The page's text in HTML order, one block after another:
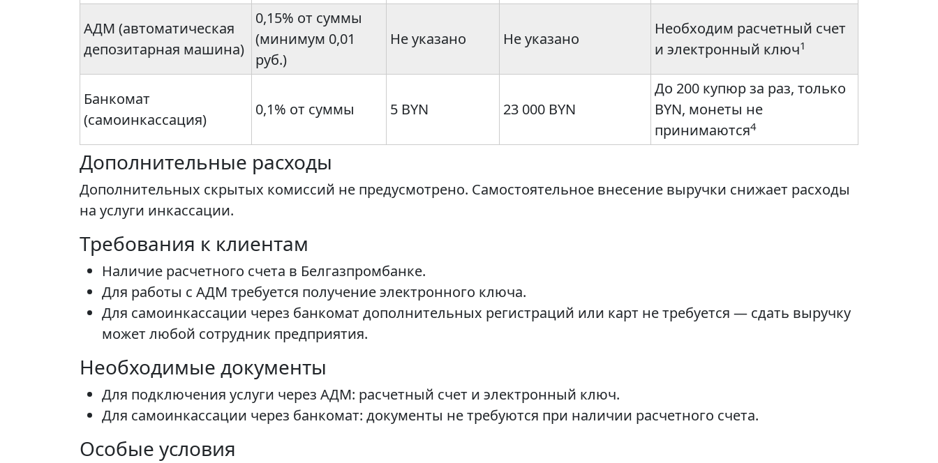
АДМ (автоматическая
депозитарная машина)
0,15% от суммы
(минимум 0,01
руб.)
Не указано Не указано
Необходим расчетный счет
и электронный ключ1
Банкомат
(самоинкассация)
0,1% от суммы 5 BYN 23 000 BYN
До 200 купюр за раз, только
BYN, монеты не
принимаются4
Дополнительные расходы
Дополнительных скрытых комиссий не предусмотрено. Самостоятельное внесение выручки снижает расходы
на услуги инкассации.
Требования к клиентам
Наличие расчетного счета в Белгазпромбанке.
Для работы с АДМ требуется получение электронного ключа.
Для самоинкассации через банкомат дополнительных регистраций или карт не требуется — сдать выручку
может любой сотрудник предприятия.
Необходимые документы
Для подключения услуги через АДМ: расчетный счет и электронный ключ.
Для самоинкассации через банкомат: документы не требуются при наличии расчетного счета.
Особые условия